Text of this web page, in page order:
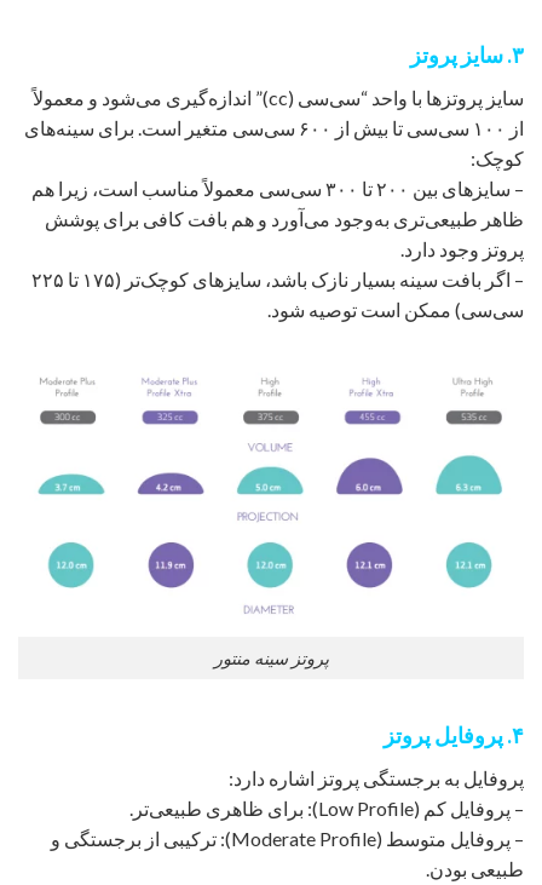
۳. سایز پروتز
سایز پروتزها با واحد “سی‌سی (cc)” اندازه‌گیری می‌شود و معمولاً
از ۱۰۰ سی‌سی تا بیش از ۶۰۰ سی‌سی متغیر است. برای سینه‌های
کوچک:
– سایزهای بین ۲۰۰ تا ۳۰۰ سی‌سی معمولاً مناسب است، زیرا هم
ظاهر طبیعی‌تری به‌وجود می‌آورد و هم بافت کافی برای پوشش
پروتز وجود دارد.
– اگر بافت سینه بسیار نازک باشد، سایزهای کوچک‌تر (۱۷۵ تا ۲۲۵
سی‌سی) ممکن است توصیه شود.
پروتز سینه منتور
۴. پروفایل پروتز
پروفایل به برجستگی پروتز اشاره دارد:
– پروفایل کم (Low Profile): برای ظاهری طبیعی‌تر.
– پروفایل متوسط (Moderate Profile): ترکیبی از برجستگی و
طبیعی بودن.